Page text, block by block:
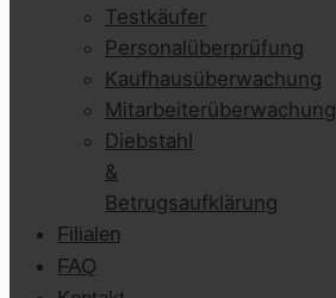
Testkäufer
Personalüberprüfung
Kaufhausüberwachung
Mitarbeiterüberwachung
Diebstahl
&
Betrugsaufklärung
Filialen
FAQ